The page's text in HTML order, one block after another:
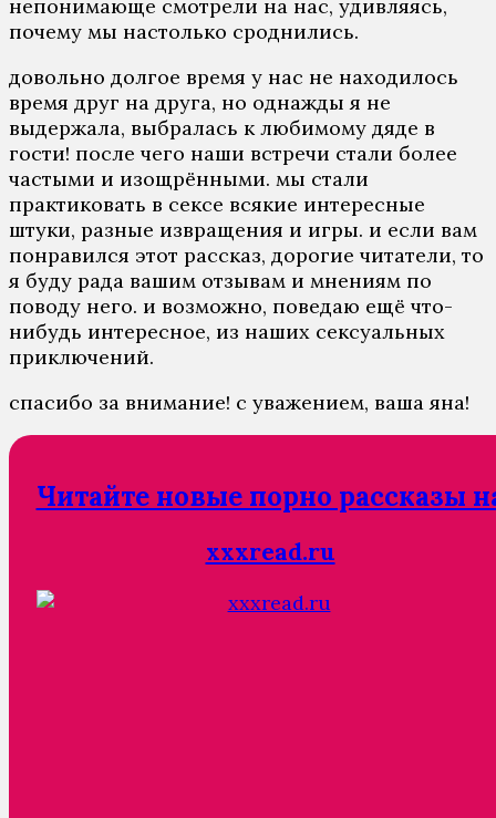
непонимающе смотрели на нас, удивляясь,
почему мы настолько сроднились.
довольно долгое время у нас не находилось
время друг на друга, но однажды я не
выдержала, выбралась к любимому дяде в
гости! после чего наши встречи стали более
частыми и изощрёнными. мы стали
практиковать в сексе всякие интересные
штуки, разные извращения и игры. и если вам
понравился этот рассказ, дорогие читатели, то
я буду рада вашим отзывам и мнениям по
поводу него. и возможно, поведаю ещё что-
нибудь интересное, из наших сексуальных
приключений.
спасибо за внимание! с уважением, ваша яна!
Читайте новые порно рассказы
xxxread.ru